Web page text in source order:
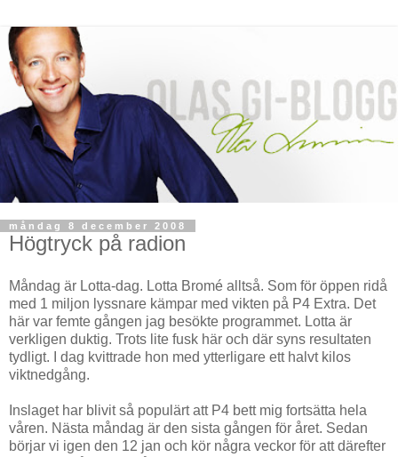
måndag 8 december 2008
Högtryck på radion
Måndag är Lotta-dag. Lotta Bromé alltså. Som för öppen ridå
med 1 miljon lyssnare kämpar med vikten på P4 Extra. Det
här var femte gången jag besökte programmet. Lotta är
verkligen duktig. Trots lite fusk här och där syns resultaten
tydligt. I dag kvittrade hon med ytterligare ett halvt kilos
viktnedgång.
Inslaget har blivit så populärt att P4 bett mig fortsätta hela
våren. Nästa måndag är den sista gången för året. Sedan
börjar vi igen den 12 jan och kör några veckor för att därefter